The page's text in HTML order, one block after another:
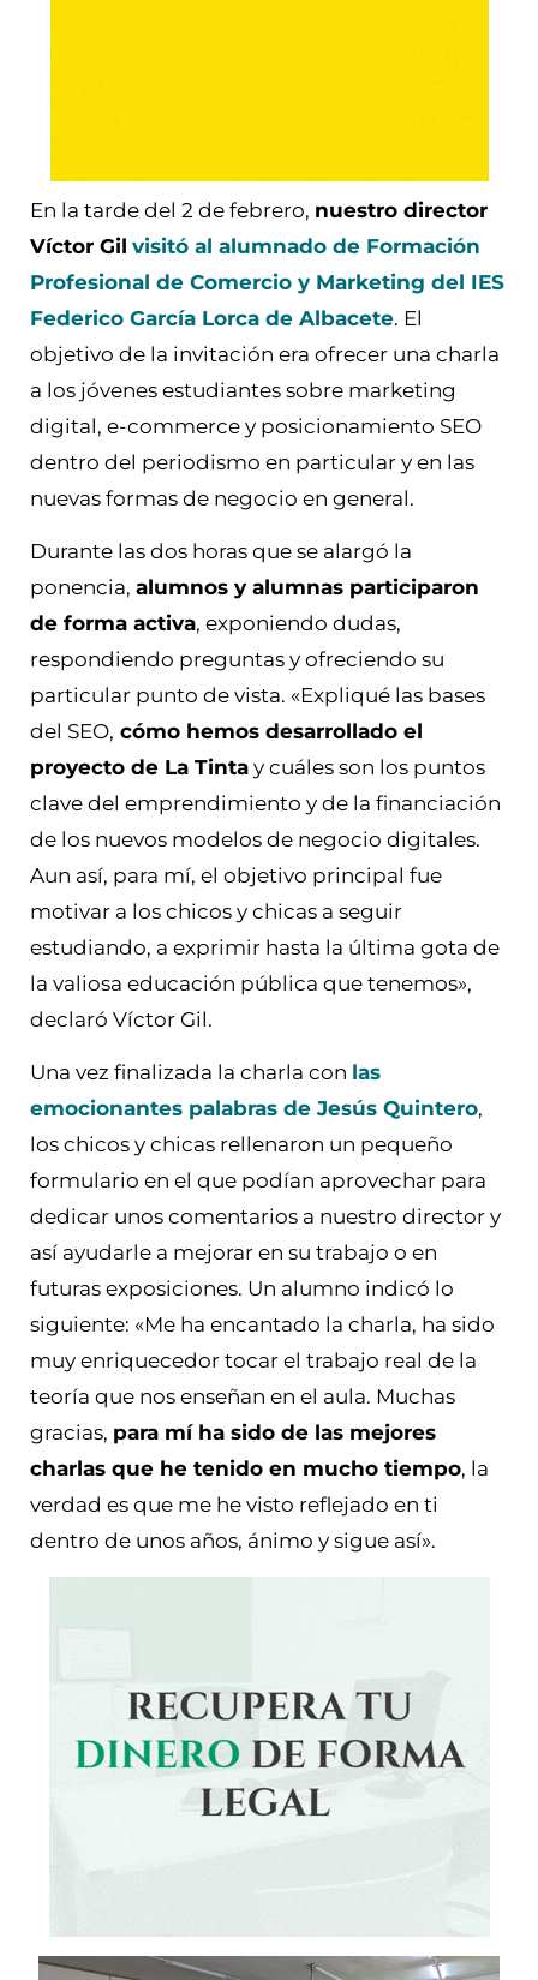
En la tarde del 2 de febrero, nuestro director
Víctor Gil visitó al alumnado de Formación
Profesional de Comercio y Marketing del IES
Federico García Lorca de Albacete. El
objetivo de la invitación era ofrecer una charla
a los jóvenes estudiantes sobre marketing
digital, e-commerce y posicionamiento SEO
dentro del periodismo en particular y en las
nuevas formas de negocio en general.
Durante las dos horas que se alargó la
ponencia, alumnos y alumnas participaron
de forma activa, exponiendo dudas,
respondiendo preguntas y ofreciendo su
particular punto de vista. «Expliqué las bases
del SEO, cómo hemos desarrollado el
proyecto de La Tinta y cuáles son los puntos
clave del emprendimiento y de la financiación
de los nuevos modelos de negocio digitales.
Aun así, para mí, el objetivo principal fue
motivar a los chicos y chicas a seguir
estudiando, a exprimir hasta la última gota de
la valiosa educación pública que tenemos»,
declaró Víctor Gil.
Una vez finalizada la charla con las
emocionantes palabras de Jesús Quintero,
los chicos y chicas rellenaron un pequeño
formulario en el que podían aprovechar para
dedicar unos comentarios a nuestro director y
así ayudarle a mejorar en su trabajo o en
futuras exposiciones. Un alumno indicó lo
siguiente: «Me ha encantado la charla, ha sido
muy enriquecedor tocar el trabajo real de la
teoría que nos enseñan en el aula. Muchas
gracias, para mí ha sido de las mejores
charlas que he tenido en mucho tiempo, la
verdad es que me he visto reflejado en ti
dentro de unos años, ánimo y sigue así».